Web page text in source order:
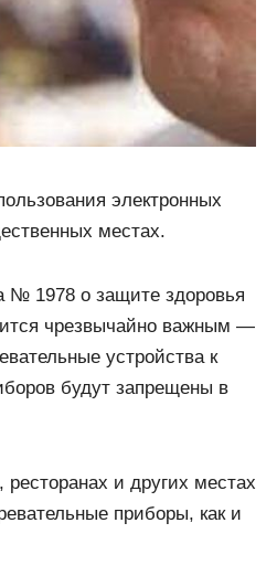
электронных
местах.
№ 1978 о защите здоровья
чрезвычайно важным —
устройства к
будут запрещены в
и других местах
приборы, как и